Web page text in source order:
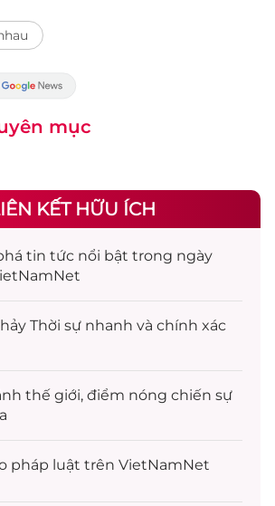
mục
KẾT HỮU ÍCH
tin tức nổi bật trong ngày
Thời sự nhanh và chính xác
thế giới, điểm nóng chiến sự
pháp luật trên VietNamNet